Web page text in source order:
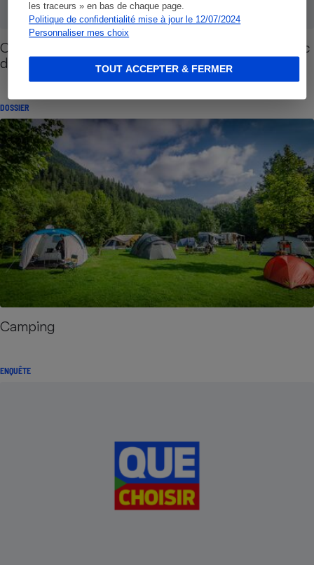
les traceurs » en bas de chaque page.
Politique de confidentialité mise à jour le 12/07/2024
Personnaliser mes choix
TOUT ACCEPTER & FERMER
Camping-cars et caravanes - 6 assureurs au banc
d’essai
DOSSIER
Camping
ENQUÊTE